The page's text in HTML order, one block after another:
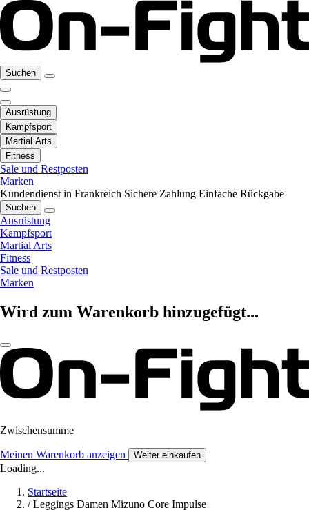
Suchen
Ausrüstung
Kampfsport
Martial Arts
Fitness
Sale und Restposten
Marken
Kundendienst in Frankreich Sichere Zahlung Einfache Rückgabe
Suchen
Ausrüstung
Kampfsport
Martial Arts
Fitness
Sale und Restposten
Marken
Wird zum Warenkorb hinzugefügt...
Zwischensumme
Meinen Warenkorb anzeigen Weiter einkaufen
Loading...
Startseite
/ Leggings Damen Mizuno Core Impulse